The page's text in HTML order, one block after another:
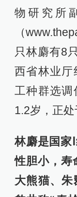
物研究所
（
只林麝有8
西省林业厅
工种群选调
1.2岁，正处
林麝是国家
性胆小，寿
大熊猫、